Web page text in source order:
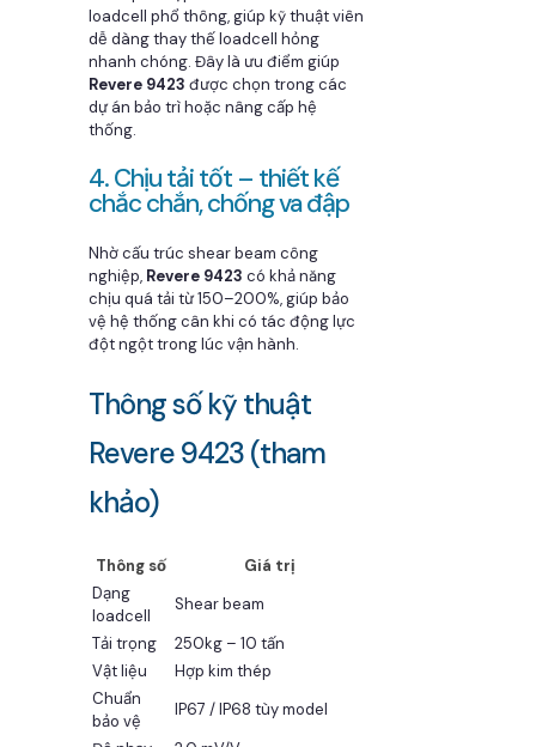
loadcell phổ thông, giúp kỹ thuật viên
dễ dàng thay thế loadcell hỏng
nhanh chóng. Đây là ưu điểm giúp
Revere 9423 được chọn trong các
dự án bảo trì hoặc nâng cấp hệ
thống.
4. Chịu tải tốt – thiết kế
chắc chắn, chống va đập
Nhờ cấu trúc shear beam công
nghiệp, Revere 9423 có khả năng
chịu quá tải từ 150–200%, giúp bảo
vệ hệ thống cân khi có tác động lực
đột ngột trong lúc vận hành.
Thông số kỹ thuật
Revere 9423 (tham
khảo)
Thông số
Giá trị
Dạng
loadcell
Shear beam
Tải trọng
250kg – 10 tấn
Vật liệu
Hợp kim thép
Chuẩn
bảo vệ
IP67 / IP68 tùy model